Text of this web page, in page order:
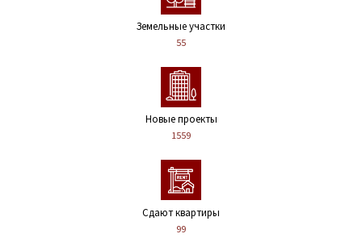
Земельные участки
55
Новые проекты
1559
Сдают квартиры
99